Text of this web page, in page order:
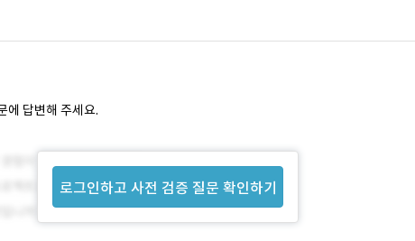
에 답변해 주세요.
로그인하고 사전 검증 질문 확인하기